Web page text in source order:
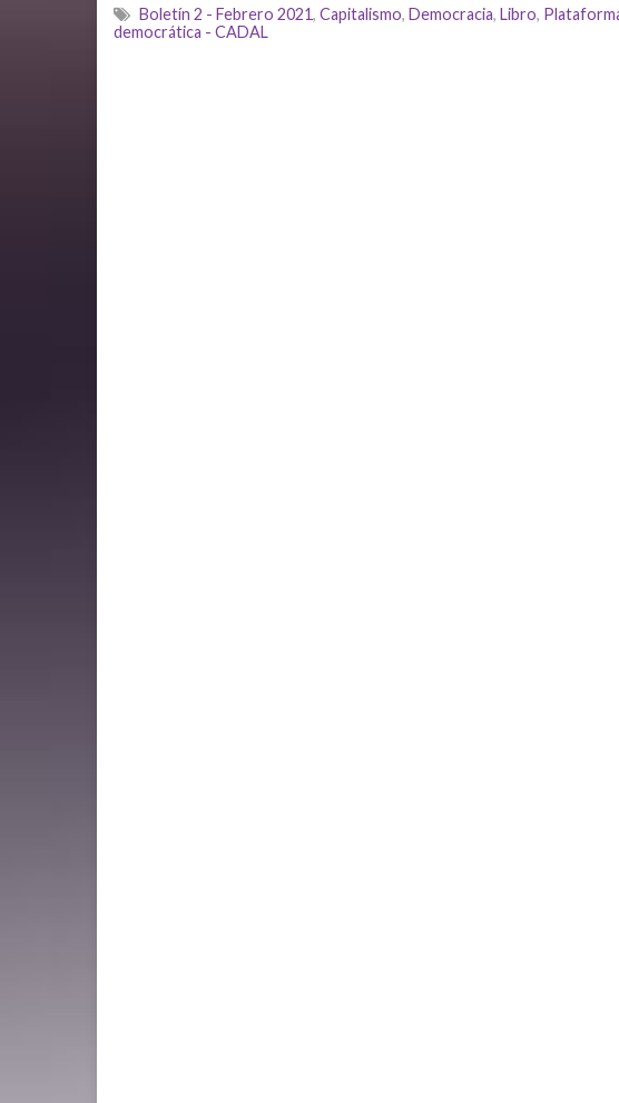
Boletín 2 - Febrero 2021, Capitalismo, Democracia, Libro,
democrática - CADAL